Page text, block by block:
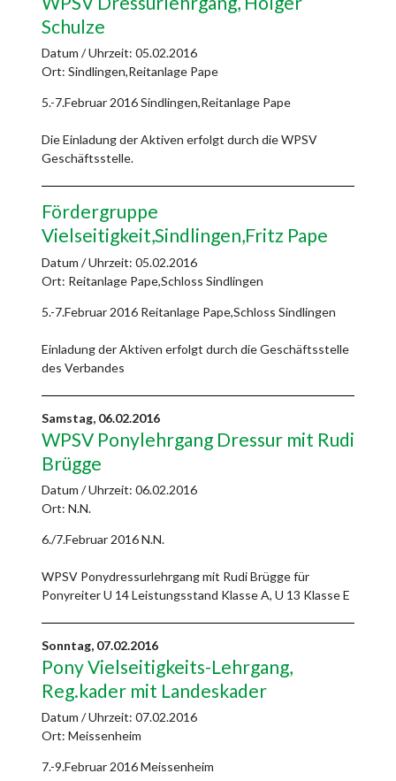
Schulze
Datum / Uhrzeit: 05.02.2016
Ort: Sindlingen,Reitanlage Pape
5.-7.Februar 2016 Sindlingen,Reitanlage Pape
Die Einladung der Aktiven erfolgt durch die WPSV
Geschäftsstelle.
Fördergruppe
Vielseitigkeit,Sindlingen,Fritz Pape
Datum / Uhrzeit: 05.02.2016
Ort: Reitanlage Pape,Schloss Sindlingen
5.-7.Februar 2016 Reitanlage Pape,Schloss Sindlingen
Einladung der Aktiven erfolgt durch die Geschäftsstelle
des Verbandes
Samstag, 06.02.2016
WPSV Ponylehrgang Dressur mit Rudi
Brügge
Datum / Uhrzeit: 06.02.2016
Ort: N.N.
6./7.Februar 2016 N.N.
WPSV Ponydressurlehrgang mit Rudi Brügge für
Ponyreiter U 14 Leistungsstand Klasse A, U 13 Klasse E
Sonntag, 07.02.2016
Pony Vielseitigkeits-Lehrgang,
Reg.kader mit Landeskader
Datum / Uhrzeit: 07.02.2016
Ort: Meissenheim
7.-9.Februar 2016 Meissenheim